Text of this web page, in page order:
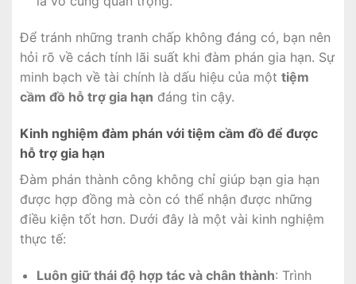
Để tránh những tranh chấp không đáng có, bạn nên
hỏi rõ về cách tính lãi suất khi đàm phán gia hạn. Sự
minh bạch về tài chính là dấu hiệu của một tiệm
cầm đồ hỗ trợ gia hạn đáng tin cậy.
Kinh nghiệm đàm phán với tiệm cầm đồ để được
hỗ trợ gia hạn
Đàm phán thành công không chỉ giúp bạn gia hạn
được hợp đồng mà còn có thể nhận được những
điều kiện tốt hơn. Dưới đây là một vài kinh nghiệm
thực tế:
Luôn giữ thái độ hợp tác và chân thành: Trình